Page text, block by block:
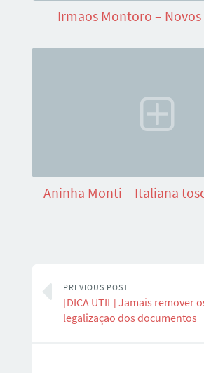
Irmaos Montoro –
Aninha Monti – Italiana
PREVIOUS POST
[DICA UTIL] Jamais remover
legalizaçao dos documentos